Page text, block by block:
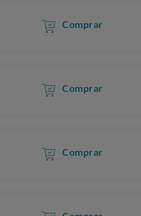
Comprar
Comprar
Comprar